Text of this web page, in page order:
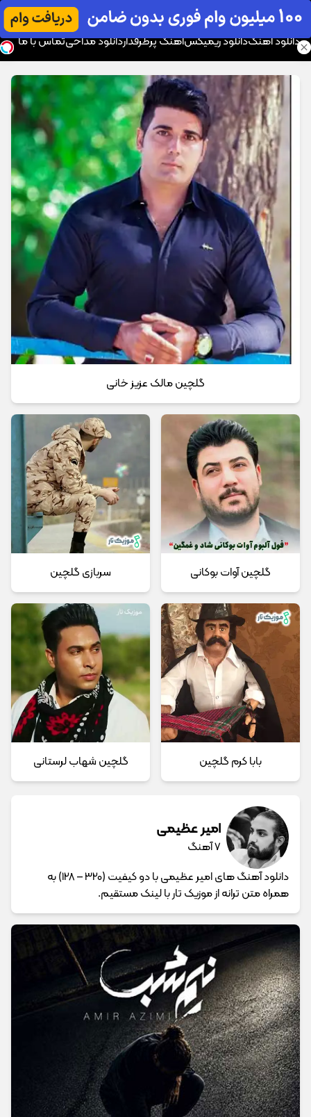
موزیک تار
دانلود آهنگدانلود ریمیکسآهنگ پرطرفداردانلود مداحیتماس با ما
گلچین مالک عزیز خانی
گلچین آوات بوکانی سربازی گلچین
بابا کرم گلچین گلچین شهاب لرستانی
امیر عظیمی
7 آهنگ
دانلود آهنگ های امیر عظیمی با دو کیفیت (320 – 128) به
همراه متن ترانه از موزیک تار با لینک مستقیم.